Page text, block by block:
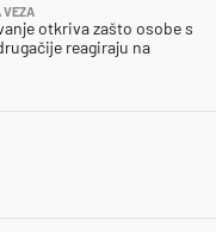
VEZA
otkriva zašto osobe s
reagiraju na